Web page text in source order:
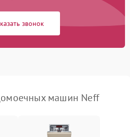
1700 ₽
звонок
машин Neff